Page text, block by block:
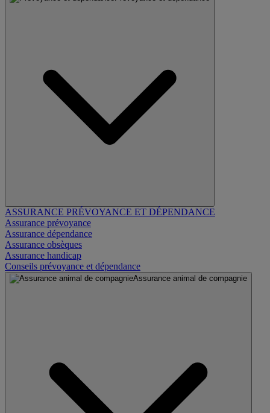
ASSURANCE PRÉVOYANCE ET DÉPENDANCE
Assurance prévoyance
Assurance dépendance
Assurance obsèques
Assurance handicap
Conseils prévoyance et dépendance
Assurance animal de compagnie